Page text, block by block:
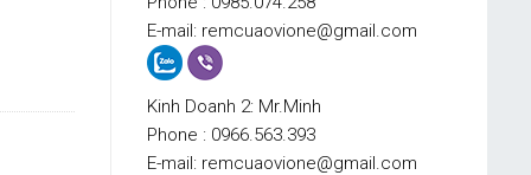
E-mail: remcuaovione@gmail.com
Kinh Doanh 2: Mr.Minh
Phone : 0966.563.393
E-mail: remcuaovione@gmail.com